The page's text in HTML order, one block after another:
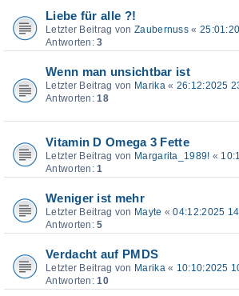
Liebe für alle ?!
Letzter Beitrag von Zaubernuss «
Antworten:3
Wenn man unsichtbar ist
Letzter Beitrag von Marika« 26:12:2025
Antworten:18
Vitamin D Omega 3 Fette
Letzter Beitrag von Margarita_1989! «
Antworten:1
Weniger ist mehr
Letzter Beitrag von Mayte «04:12:2025
Antworten:5
Verdacht auf PMDS
Letzter Beitrag von Marika« 10:10:2025
Antworten:10